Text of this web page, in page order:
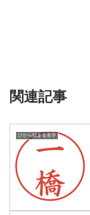
関連記事
ひから始まる名字